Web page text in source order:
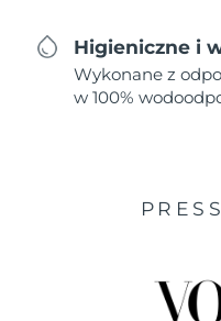
Higieniczne i
Wykonane z
w 100%